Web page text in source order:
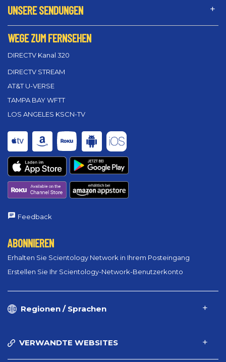
UNSERE SENDUNGEN
WEGE ZUM FERNSEHEN
DIRECTV Kanal 320
DIRECTV STREAM
AT&T U-VERSE
TAMPA BAY WFTT
LOS ANGELES KSCN-TV
Feedback
ABONNIEREN
Erhalten Sie Scientology Network in Ihrem Posteingang
Erstellen Sie Ihr Scientology-Network-Benutzerkonto
Regionen / Sprachen
VERWANDTE WEBSITES